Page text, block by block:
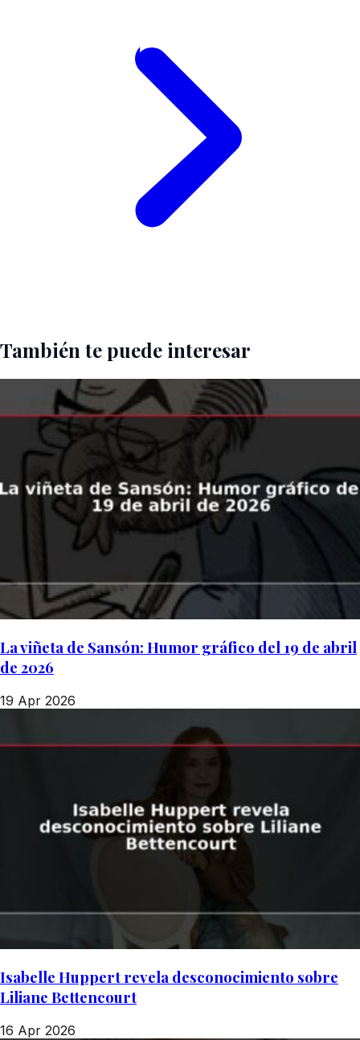
También te puede interesar
La viñeta de Sansón: Humor gráfico del 19 de abril
de 2026
19 Apr 2026
Isabelle Huppert revela desconocimiento sobre
Liliane Bettencourt
16 Apr 2026